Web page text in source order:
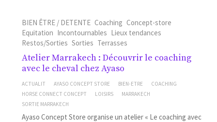
BIEN ÊTRE / DETENTE Coaching Concept-store
Equitation Incontournables Lieux tendances
Restos/Sorties Sorties Terrasses
Atelier Marrakech : Découvrir le coaching
avec le cheval chez Ayaso
ACTUALIT AYASO CONCEPT STORE BIEN-ETRE
COACHING
HORSE CONNECT CONCEPT
LOISIRS
MARRAKECH
SORTIE MARRAKECH
Ayaso Concept Store organise un atelier « Le coaching avec